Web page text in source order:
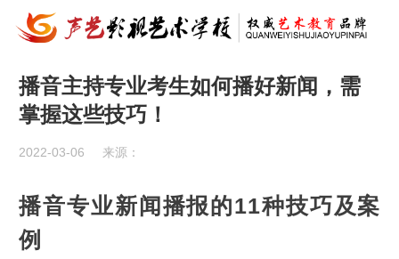
播音主持专业考生如何播好新闻，需
掌握这些技巧！
2022-03-06 来源：
播音专业新闻播报的11种技巧及案
例